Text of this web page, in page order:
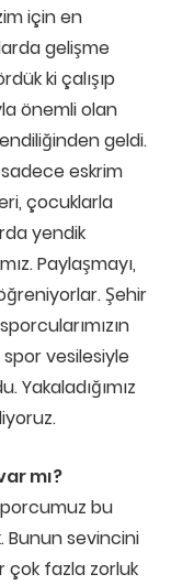
için en
gelişme
ki çalışıp
önemli olan
geldi.
eskrim
çocuklarla
yendik
Paylaşmayı,
Şehir
vesilesiyle
Yakaladığımız
mı?
bu
Bunun sevincini
çok fazla zorluk